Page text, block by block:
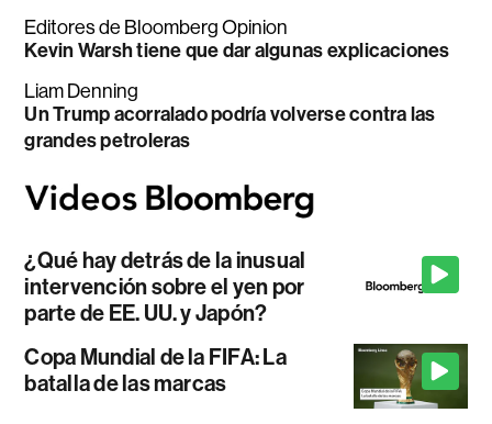
Editores de Bloomberg Opinion
Kevin Warsh tiene que dar algunas explicaciones
Liam Denning
Un Trump acorralado podría volverse contra las
grandes petroleras
¿Qué hay detrás de la inusual
intervención sobre el yen por
parte de EE. UU. y Japón?
Copa Mundial de la FIFA: La
batalla de las marcas